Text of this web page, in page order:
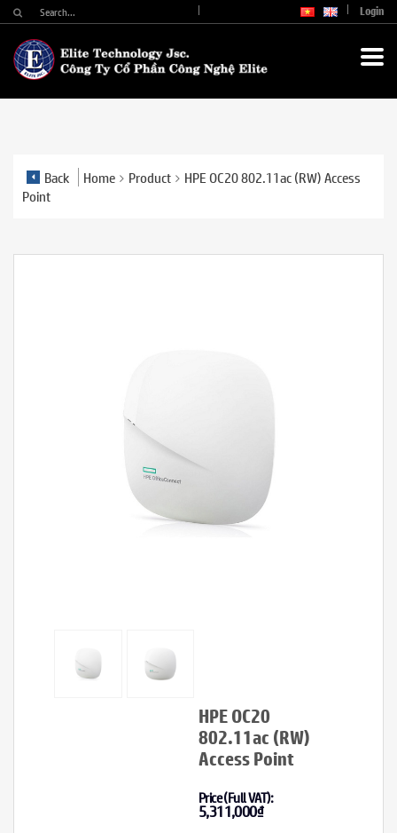
Login
Back Home Product
HPE OC20 802.11ac (RW) Access
Point
HPE OC20
802.11ac (RW)
Access Point
Price (Full VAT):
5,311,000₫